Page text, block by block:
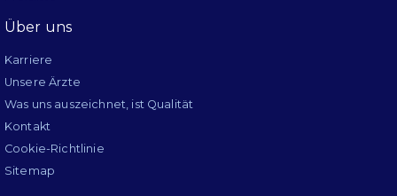
Über uns
Karriere
Unsere Ärzte
Was uns auszeichnet, ist Qualität
Kontakt
Cookie-Richtlinie
Sitemap